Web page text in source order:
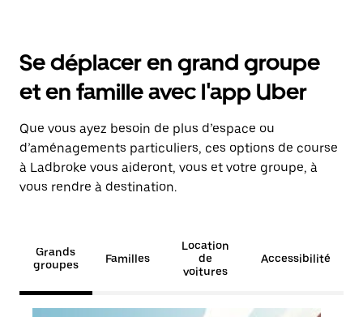
Se déplacer en grand groupe
et en famille avec l'app Uber
Que vous ayez besoin de plus d’espace ou
d’aménagements particuliers, ces options de course
à Ladbroke vous aideront, vous et votre groupe, à
vous rendre à destination.
Grands
groupes
Familles
Location
de
voitures
Accessibilité